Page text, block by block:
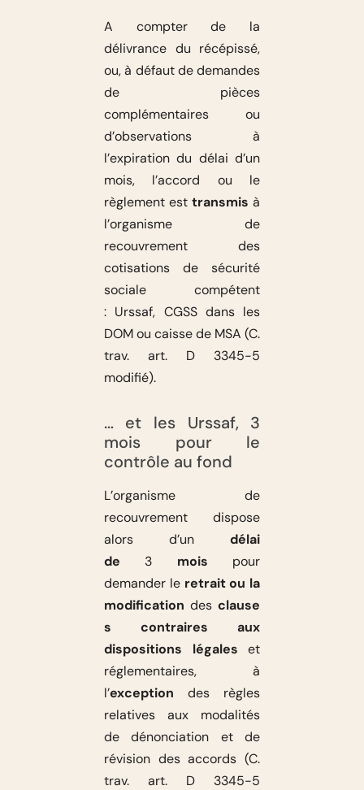
A compter de la
délivrance du récépissé,
ou, à défaut de demandes
de pièces
complémentaires ou
d’observations à
l’expiration du délai d’un
mois, l’accord ou le
règlement esttransmis à
l’organisme de
recouvrement des
cotisations de sécurité
sociale compétent
: Urssaf, CGSS dans les
DOM ou caisse de MSA (C.
trav. art. D 3345-5
modifié).
… et les Urssaf, 3
mois pour le
contrôle au fond
L’organisme de
recouvrement dispose
alors d’undélai
de 3 mois pour
demander le retrait ou la
modification desclause
s contraires aux
dispositions légales et
réglementaires, à
l’exception des règles
relatives aux modalités
de dénonciation et de
révision des accords (C.
trav. art. D 3345-5